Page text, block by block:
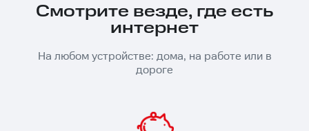
Смотрите везде, где есть
интернет
На любом устройстве: дома, на работе или в
дороге